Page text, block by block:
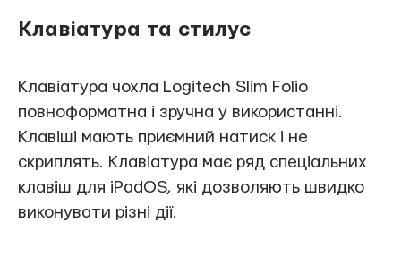
Клавіатура та стилус
Клавіатура чохла Logitech Slim Folio
повноформатна і зручна у використанні.
Клавіші мають приємний натиск і не
скриплять. Клавіатура має ряд спеціальних
клавіш для iPadOS, які дозволяють швидко
виконувати різні дії.